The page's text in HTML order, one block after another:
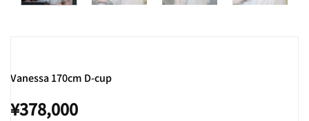
Vanessa 170cm D-cup
¥378,000